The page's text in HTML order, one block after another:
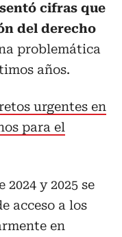
cifras que
del derecho
problemática
años.
urgentes en
para el
y 2025 se
acceso a los
en